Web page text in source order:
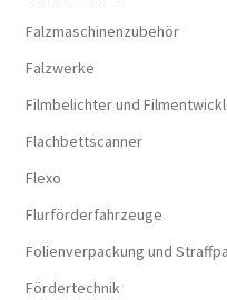
Falzmaschinenzubehör
Falzwerke
Filmbelichter und
Flachbettscanner
Flexo
Flurförderfahrzeuge
Folienverpackung und
Fördertechnik